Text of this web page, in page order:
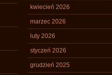
kwiecień 2026
marzec 2026
luty 2026
styczeń 2026
grudzień 2025